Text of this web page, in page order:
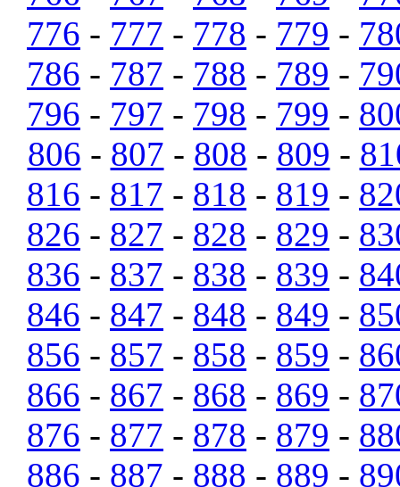
776 - 777 - 778 - 779 -
786 - 787 - 788 - 789 -
796 - 797 - 798 - 799 -
806 - 807 - 808 - 809 -
816 - 817 - 818 - 819 -
826 - 827 - 828 - 829 -
836 - 837 - 838 - 839 -
846 - 847 - 848 - 849 -
856 - 857 - 858 - 859 -
866 - 867 - 868 - 869 -
876 - 877 - 878 - 879 -
886 - 887 - 888 - 889 -